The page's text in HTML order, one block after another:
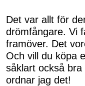
Det var allt för
drömfångare. Vi
framöver. Det
Och vill du köpa
såklart också
ordnar jag det!